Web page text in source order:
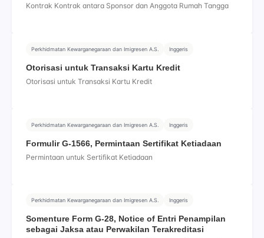
Kontrak Kontrak antara Sponsor dan Anggota Rumah Tangga
Perkhidmatan Kewarganegaraan dan Imigresen A.S. Inggeris
Otorisasi untuk Transaksi Kartu Kredit
Otorisasi untuk Transaksi Kartu Kredit
Perkhidmatan Kewarganegaraan dan Imigresen A.S. Inggeris
Formulir G-1566, Permintaan Sertifikat Ketiadaan
Permintaan untuk Sertifikat Ketiadaan
Perkhidmatan Kewarganegaraan dan Imigresen A.S. Inggeris
Somenture Form G-28, Notice of Entri Penampilan
sebagai Jaksa atau Perwakilan Terakreditasi